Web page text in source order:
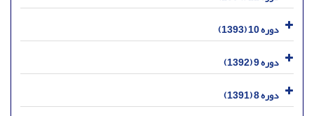
دوره 10 (1393)
دوره 9 (1392)
دوره 8 (1391)